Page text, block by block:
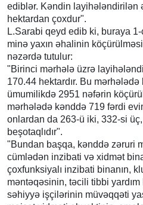
ediblər. Kəndin layihələndirilən
hektardan çoxdur".
L.Sarabi qeyd edib ki, buraya
minə yaxın əhalinin
nəzərdə tutulur:
"Birinci mərhələ üzrə
170.44 hektardır. Bu
ümumilikdə 2951 nəfərin
mərhələdə kənddə 719 fərdi
onlardan da 263-ü iki, 332-si
beşotaqlıdır".
"Bundan başqa, kənddə zəruri
cümlədən inzibati və xidmət
çoxfunksiyalı inzibati binanın,
məntəqəsinin, təcili tibbi
səhiyyə işçilərinin müvəqqəti